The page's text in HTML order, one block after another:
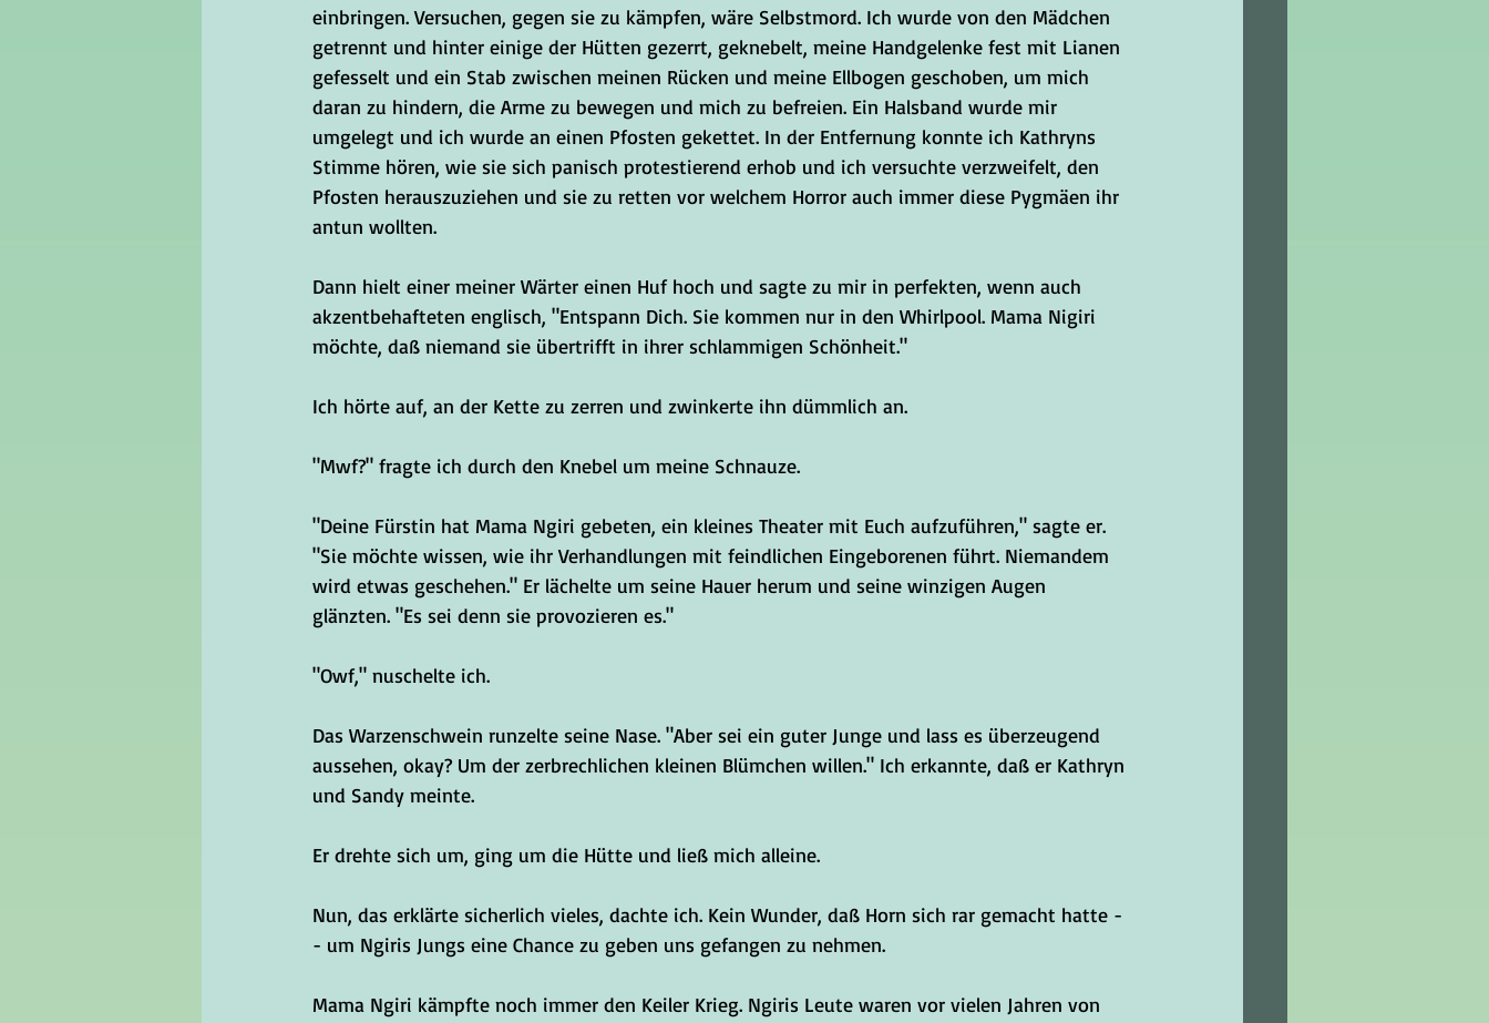
einbringen. Versuchen, gegen sie zu kämpfen, wäre Selbstmord. Ich wurde von den Mädchen
getrennt und hinter einige der Hütten gezerrt, geknebelt, meine Handgelenke fest mit Lianen
gefesselt und ein Stab zwischen meinen Rücken und meine Ellbogen geschoben, um mich
daran zu hindern, die Arme zu bewegen und mich zu befreien. Ein Halsband wurde mir
umgelegt und ich wurde an einen Pfosten gekettet. In der Entfernung konnte ich Kathryns
Stimme hören, wie sie sich panisch protestierend erhob und ich versuchte verzweifelt, den
Pfosten herauszuziehen und sie zu retten vor welchem Horror auch immer diese Pygmäen ihr
antun wollten.
Dann hielt einer meiner Wärter einen Huf hoch und sagte zu mir in perfekten, wenn auch
akzentbehafteten englisch, "Entspann Dich. Sie kommen nur in den Whirlpool. Mama Nigiri
möchte, daß niemand sie übertrifft in ihrer schlammigen Schönheit."
Ich hörte auf, an der Kette zu zerren und zwinkerte ihn dümmlich an.
"Mwf?" fragte ich durch den Knebel um meine Schnauze.
"Deine Fürstin hat Mama Ngiri gebeten, ein kleines Theater mit Euch aufzuführen," sagte er.
"Sie möchte wissen, wie ihr Verhandlungen mit feindlichen Eingeborenen führt. Niemandem
wird etwas geschehen." Er lächelte um seine Hauer herum und seine winzigen Augen
glänzten. "Es sei denn sie provozieren es."
"Owf," nuschelte ich.
Das Warzenschwein runzelte seine Nase. "Aber sei ein guter Junge und lass es überzeugend
aussehen, okay? Um der zerbrechlichen kleinen Blümchen willen." Ich erkannte, daß er Kathryn
und Sandy meinte.
Er drehte sich um, ging um die Hütte und ließ mich alleine.
Nun, das erklärte sicherlich vieles, dachte ich. Kein Wunder, daß Horn sich rar gemacht hatte -
- um Ngiris Jungs eine Chance zu geben uns gefangen zu nehmen.
Mama Ngiri kämpfte noch immer den Keiler Krieg. Ngiris Leute waren vor vielen Jahren von